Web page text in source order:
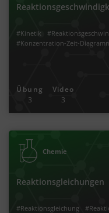
#Kinetik
#Konzentration-Zeit-
Übung
3
Video
3
Chemie
Reaktionsgleichungen
#Reaktionsgleichung